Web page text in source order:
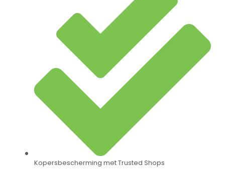
Kopersbescherming met Trusted Shops